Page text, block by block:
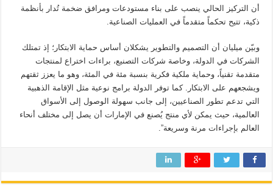
أن التركيز الحالي ينصب على بناء مستودعات ومرافق ضخمة تُدار بأنظمة
ذكية، تتيح تحكماً متقدماً في العمليات الصناعية.
وبيّن ميليان أن التصميم والتطوير يشكلان أساس حماية الابتكار؛ إذ تمتلك
الشركات في الدولة، وخاصة شركات التصنيع، براءات اختراع لمنتجات
متقدمة تقنياً، وحماية ملكية فكرية بنسبة مئة في المئة، وهو ما يعزز ثقتهم
ويشجعهم على الابتكار. كما توفر الدولة برامج نوعية مثل الإقامة الذهبية
التي تدعم تطور الصناعيين، إلى جانب سهولة الوصول إلى الأسواق
العالمية، حيث يمكن لأي منتج يُصنع في الإمارات أن يصل إلى مختلف أنحاء
العالم بإجراءات مرنة وسريعة”.